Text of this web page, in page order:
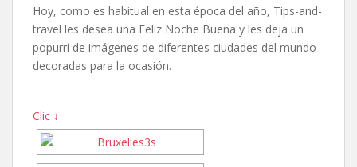
Hoy, como es habitual en esta época del año, Tips-and-
travel les desea una Feliz Noche Buena y les deja un
popurrí de imágenes de diferentes ciudades del mundo
decoradas para la ocasión.
Clic ↓